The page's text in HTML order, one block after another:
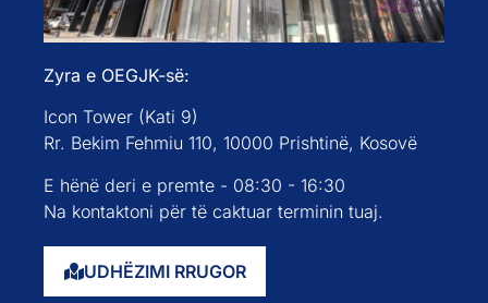
Zyra e OEGJK-së:
Icon Tower (Kati 9)
Rr. Bekim Fehmiu 110, 10000 Prishtinë, Kosovë
E hënë deri e premte - 08:30 - 16:30
Na kontaktoni për të caktuar terminin tuaj.
UDHËZIMI RRUGOR